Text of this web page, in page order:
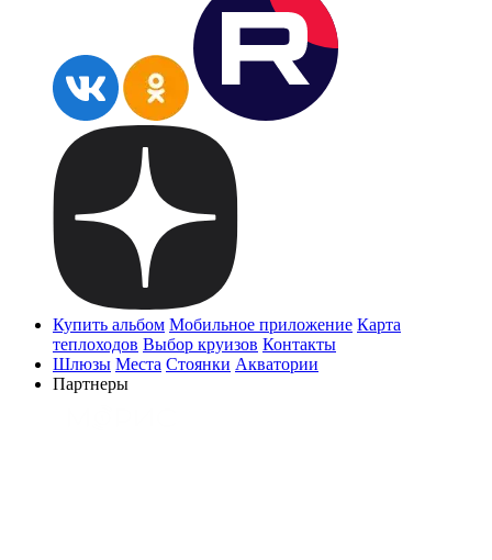
Купить альбом Мобильное приложение Карта
теплоходов Выбор круизов Контакты
Шлюзы Места Стоянки Акватории
Партнеры